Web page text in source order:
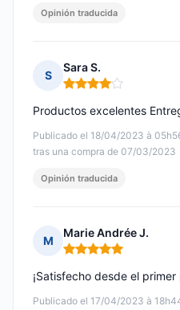
Opinión traducida
S
Sara S.
Nota: 4 de 5
Publicado el 18/04/2023 à
tras una compra de 07/03/2023
Productos excelentes
Opinión traducida
M
Marie Andrée J.
Nota: 5 de 5
Publicado el 17/04/2023 à
¡Satisfecho desde el